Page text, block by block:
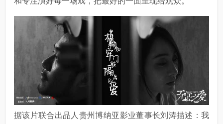
据该片联合出品人贵州博纳亚影业董事长刘涛描述：我